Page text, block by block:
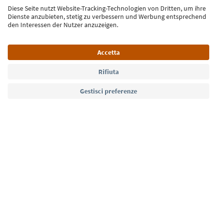
Iscriviti alla newsletter